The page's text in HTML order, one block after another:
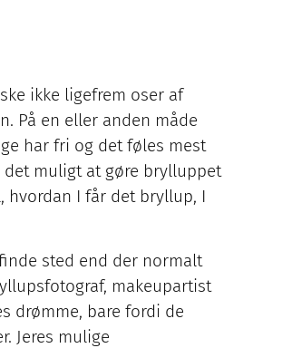
ikke ligefrem oser af
På en eller anden måde
har fri og det føles mest
muligt at gøre brylluppet
hvordan I får det bryllup, I
sted end der normalt
makeupartist
drømme, bare fordi de
Jeres mulige